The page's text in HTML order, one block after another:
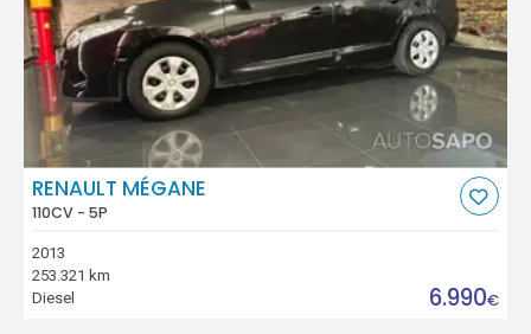
RENAULT MÉGANE
110CV - 5P
2013
253.321 km
Diesel
6.990€